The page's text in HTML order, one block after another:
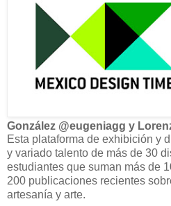
González @eugeniagg y
Esta plataforma de exhibición y
y variado talento de más de 30
estudiantes que suman más de
200 publicaciones recientes
artesanía y arte.